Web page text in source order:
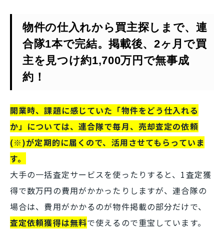
物件の仕入れから買主探しまで、連
合隊1本で完結。掲載後、2ヶ月で買
主を見つけ約1,700万円で無事成
約！
開業時、課題に感じていた「物件をどう仕入れる
か」については、連合隊で毎月、売却査定の依頼
(※)が定期的に届くので、活用させてもらっていま
す。
大手の一括査定サービスを使ったりすると、1査定獲
得で数万円の費用がかかったりしますが、連合隊の
場合は、費用がかかるのが物件掲載の部分だけで、
査定依頼獲得は無料で使えるので重宝しています。